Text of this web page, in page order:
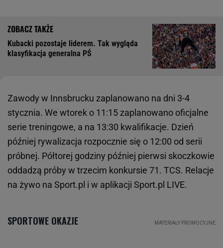
Kubacki pozostaje liderem. Tak wygląda
klasyfikacja generalna PŚ
Zawody w Innsbrucku zaplanowano na dni 3-4
stycznia. We wtorek o 11:15 zaplanowano oficjalne
serie treningowe, a na 13:30 kwalifikacje. Dzień
później rywalizacja rozpocznie się o 12:00 od serii
próbnej. Półtorej godziny później pierwsi skoczkowie
oddadzą próby w trzecim konkursie 71. TCS. Relacje
na żywo na Sport.pl i w aplikacji Sport.pl LIVE.